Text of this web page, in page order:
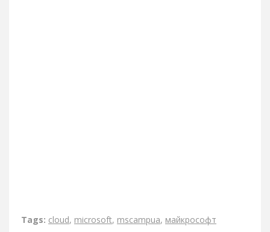
Tags: cloud, microsoft, mscampua, майкрософт